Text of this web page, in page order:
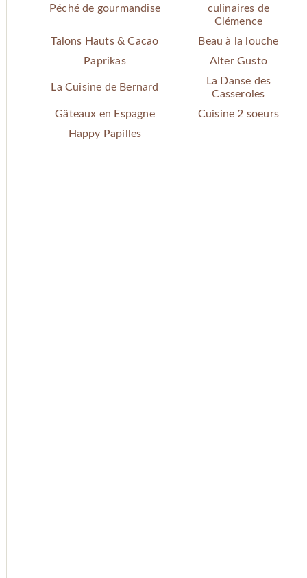
Péché de gourmandise
culinaires de
Clémence
Talons Hauts & Cacao
Beau à la louche
Paprikas
Alter Gusto
La Cuisine de Bernard
La Danse des
Casseroles
Gâteaux en Espagne
Cuisine 2 soeurs
Happy Papilles